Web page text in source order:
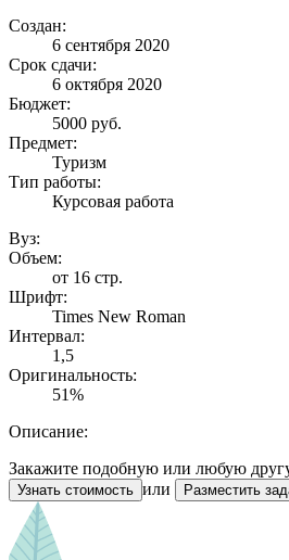
Создан:
6 сентября 2020
Срок сдачи:
6 октября 2020
Бюджет:
5000 руб.
Предмет:
Туризм
Тип работы:
Курсовая работа
Вуз:
Объем:
от 16 стр.
Шрифт:
Times New Roman
Интервал:
1,5
Оригинальность:
51%
Описание:
Закажите подобную или любую
Узнать стоимость или Разместить